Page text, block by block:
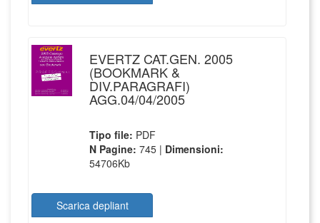
EVERTZ CAT.GEN. 2005
(BOOKMARK &
DIV.PARAGRAFI)
AGG.04/04/2005
Tipo file: PDF
N Pagine:745 | Dimensioni:
54706Kb
Scarica depliant